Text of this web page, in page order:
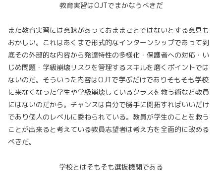
教育実習はOJTでまかなうべきだ
また教育実習には意味があっておままごとではないとする意見も
おかしい。これはあくまで形式的なインターンシップであって到
底その外部的な内容から発達特性の多様化・保護者への対応・い
じめ問題・学級崩壊リスクを管理するスキルを磨くポイントでは
ないのだ。そういった内容はOJTで学ぶだけでありそもそも学校
に来なくなった学生や学級崩壊しているクラスを救う術など教員
にはないのだから。チャンスは自分で勝手に開拓すればいいだけ
であり個人のレベルに委ねられている。教員が学生のことを救う
ことが出来ると考えている教員志望者は考え方を全面的に改める
べきだ。
学校とはそもそも選抜機関である